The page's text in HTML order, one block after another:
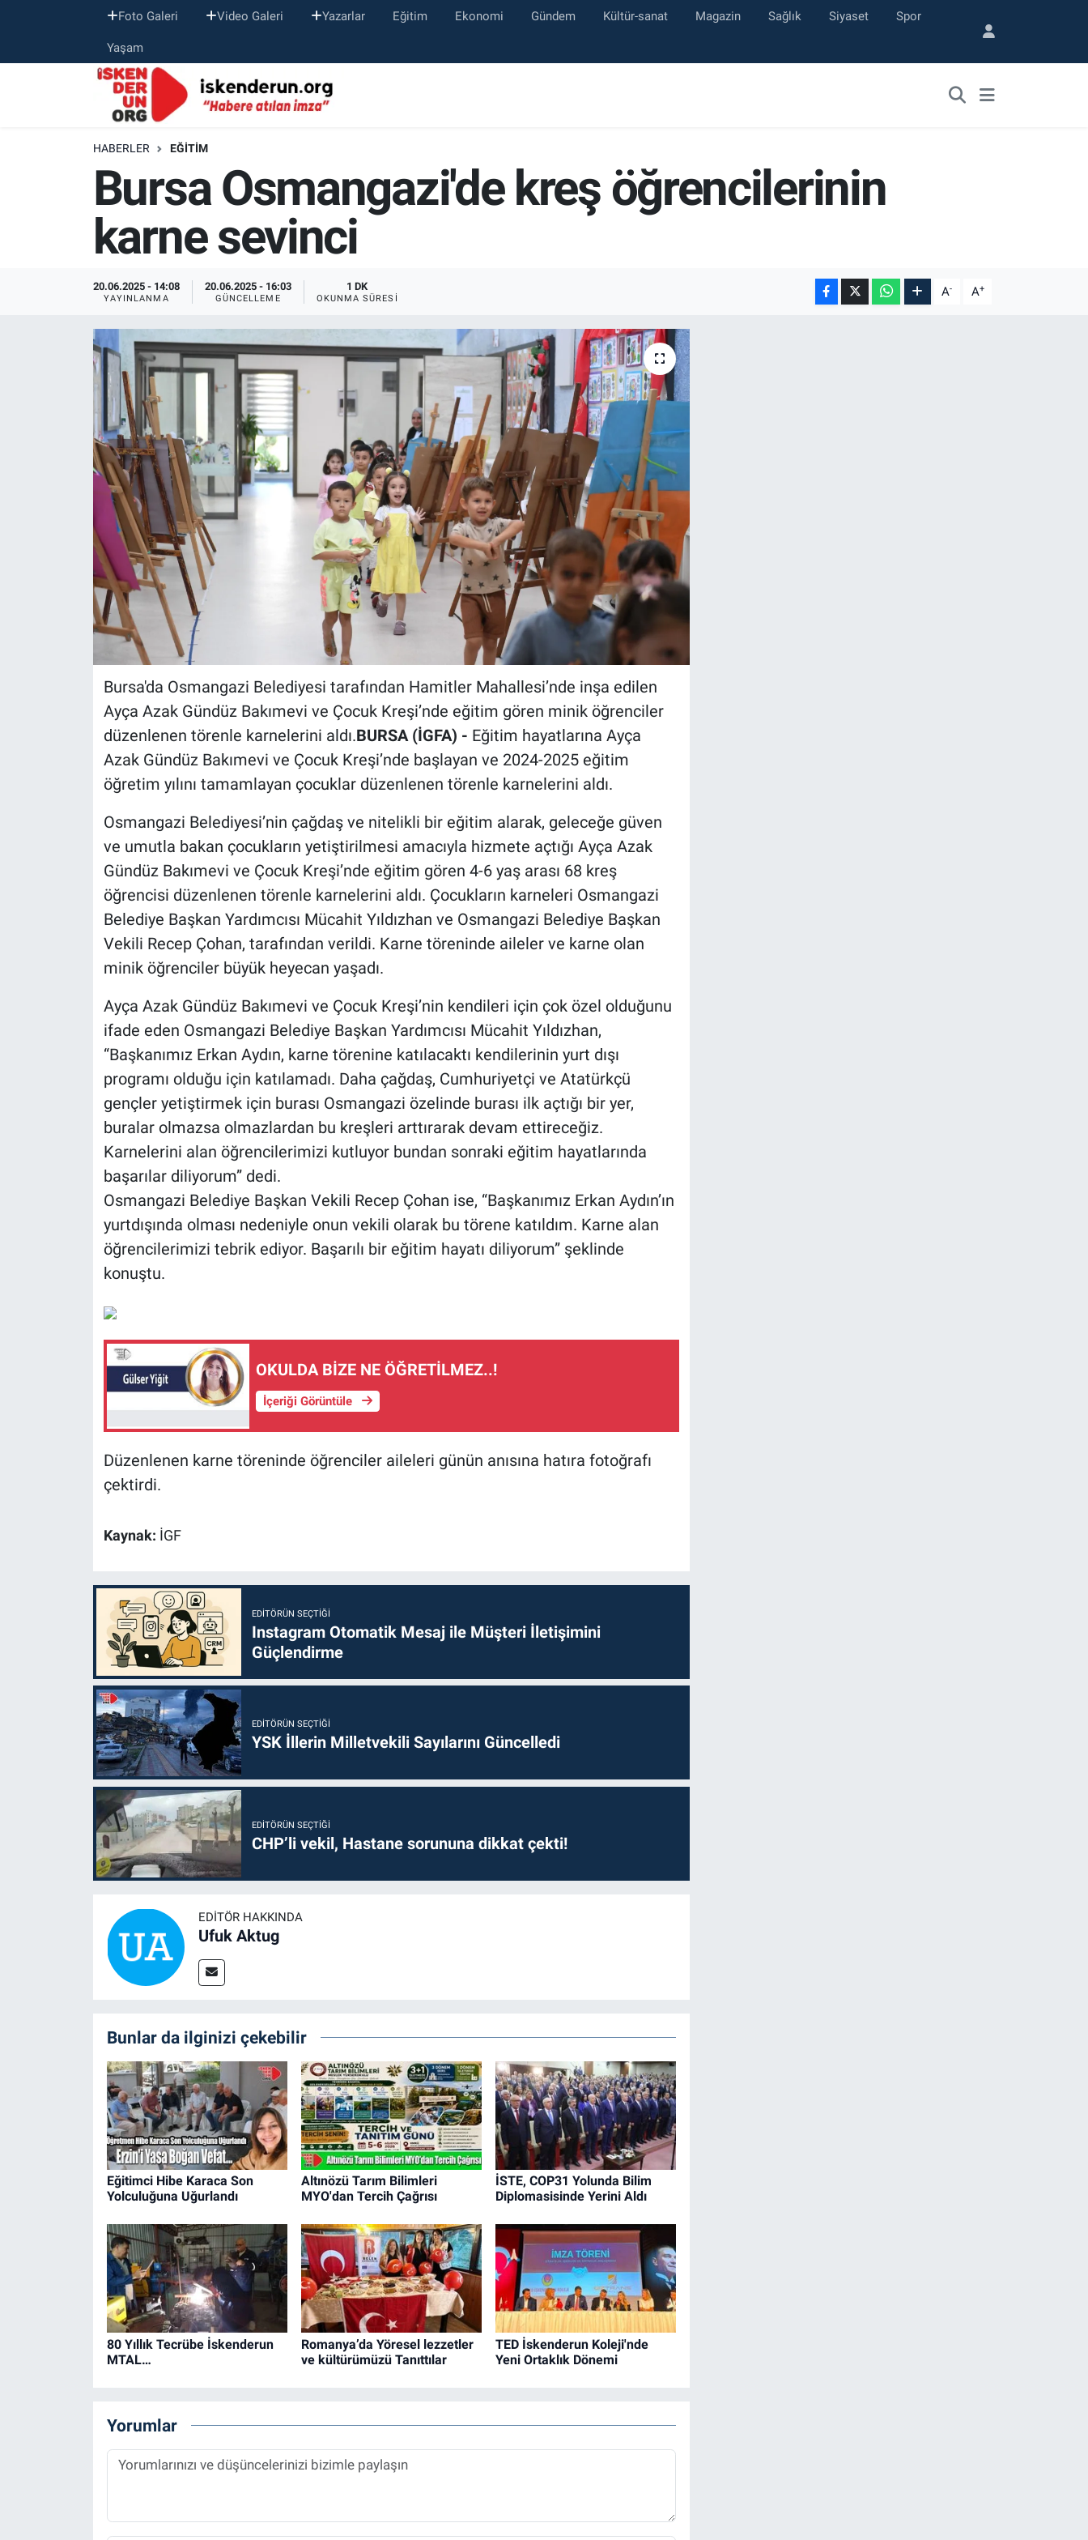
Foto Galeri Video Galeri Yazarlar Eğitim Ekonomi Gündem Kültür-sanat Magazin Sağlık Siyaset Spor
Yaşam
HABERLER EĞITIM
Bursa Osmangazi'de kreş öğrencilerinin
karne sevinci
20.06.2025 - 14:08
YAYINLANMA
20.06.2025 - 16:03
GÜNCELLEME
1 DK
OKUNMA SÜRESI A- A+
Bursa'da Osmangazi Belediyesi tarafından Hamitler Mahallesi’nde inşa edilen
Ayça Azak Gündüz Bakımevi ve Çocuk Kreşi’nde eğitim gören minik öğrenciler
düzenlenen törenle karnelerini aldı.BURSA (İGFA) - Eğitim hayatlarına Ayça
Azak Gündüz Bakımevi ve Çocuk Kreşi’nde başlayan ve 2024-2025 eğitim
öğretim yılını tamamlayan çocuklar düzenlenen törenle karnelerini aldı.
Osmangazi Belediyesi’nin çağdaş ve nitelikli bir eğitim alarak, geleceğe güven
ve umutla bakan çocukların yetiştirilmesi amacıyla hizmete açtığı Ayça Azak
Gündüz Bakımevi ve Çocuk Kreşi’nde eğitim gören 4-6 yaş arası 68 kreş
öğrencisi düzenlenen törenle karnelerini aldı. Çocukların karneleri Osmangazi
Belediye Başkan Yardımcısı Mücahit Yıldızhan ve Osmangazi Belediye Başkan
Vekili Recep Çohan, tarafından verildi. Karne töreninde aileler ve karne olan
minik öğrenciler büyük heyecan yaşadı.
Ayça Azak Gündüz Bakımevi ve Çocuk Kreşi’nin kendileri için çok özel olduğunu
ifade eden Osmangazi Belediye Başkan Yardımcısı Mücahit Yıldızhan,
“Başkanımız Erkan Aydın, karne törenine katılacaktı kendilerinin yurt dışı
programı olduğu için katılamadı. Daha çağdaş, Cumhuriyetçi ve Atatürkçü
gençler yetiştirmek için burası Osmangazi özelinde burası ilk açtığı bir yer,
buralar olmazsa olmazlardan bu kreşleri arttırarak devam ettireceğiz.
Karnelerini alan öğrencilerimizi kutluyor bundan sonraki eğitim hayatlarında
başarılar diliyorum” dedi.
Osmangazi Belediye Başkan Vekili Recep Çohan ise, “Başkanımız Erkan Aydın’ın
yurtdışında olması nedeniyle onun vekili olarak bu törene katıldım. Karne alan
öğrencilerimizi tebrik ediyor. Başarılı bir eğitim hayatı diliyorum” şeklinde
konuştu.
OKULDA BİZE NE ÖĞRETİLMEZ..!
İçeriği Görüntüle
Düzenlenen karne töreninde öğrenciler aileleri günün anısına hatıra fotoğrafı
çektirdi.
Kaynak: İGF
EDITÖRÜN SEÇTIĞI
Instagram Otomatik Mesaj ile Müşteri İletişimini
Güçlendirme
EDITÖRÜN SEÇTIĞI
YSK İllerin Milletvekili Sayılarını Güncelledi
EDITÖRÜN SEÇTIĞI
CHP’li vekil, Hastane sorununa dikkat çekti!
EDITÖR HAKKINDA
Ufuk Aktug
Bunlar da ilginizi çekebilir
Eğitimci Hibe Karaca Son
Yolculuğuna Uğurlandı
Altınözü Tarım Bilimleri
MYO'dan Tercih Çağrısı
İSTE, COP31 Yolunda Bilim
Diplomasisinde Yerini Aldı
80 Yıllık Tecrübe İskenderun
MTAL…
Romanya’da Yöresel lezzetler
ve kültürümüzü Tanıttılar
TED İskenderun Koleji'nde
Yeni Ortaklık Dönemi
Yorumlar